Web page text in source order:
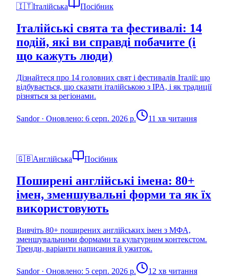
🇮🇹Італійська Посібник
Італійські свята та фестивалі: 14
подій, які ви справді побачите (і
що кажуть люди)
Дізнайтеся про 14 головних свят і фестивалів Італії: що
відбувається, що сказати італійською з IPA, і як традиції
різняться за регіонами.
Sandor· Оновлено: 6 серп. 2026 р. 11 хв читання
🇬🇧Англійська Посібник
Поширені англійські імена: 80+
імен, зменшувальні форми та як їх
використовують
Вивчіть 80+ поширених англійських імен з МФА,
зменшувальними формами та культурним контекстом.
Тренди, варіанти написання й ужиток.
Sandor· Оновлено: 5 серп. 2026 р. 12 хв читання